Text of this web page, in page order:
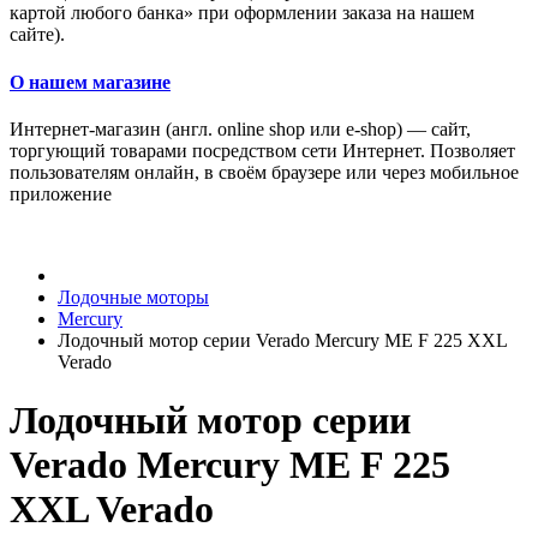
картой любого банка» при оформлении заказа на нашем
сайте).
О нашем магазине
Интернет-магазин (англ. online shop или e-shop) — сайт,
торгующий товарами посредством сети Интернет. Позволяет
пользователям онлайн, в своём браузере или через мобильное
приложение
Лодочные моторы
Mercury
Лодочный мотор серии Verado Mercury ME F 225 XXL
Verado
Лодочный мотор серии
Verado Mercury ME F 225
XXL Verado